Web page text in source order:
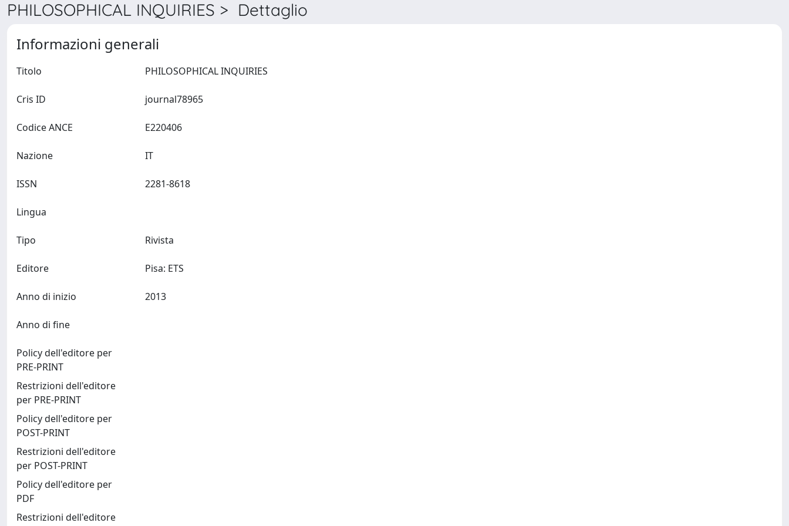
PHILOSOPHICAL INQUIRIES > Dettaglio
Informazioni generali
Titolo
Cris ID
Codice ANCE
Nazione
ISSN
Lingua
Tipo Rivista
Editore
Anno di inizio
Anno di fine
Policy dell'editore per
PRE-PRINT
Restrizioni dell'editore
per PRE-PRINT
Policy dell'editore per
POST-PRINT
Restrizioni dell'editore
per POST-PRINT
Policy dell'editore per
PDF
Restrizioni dell'editore